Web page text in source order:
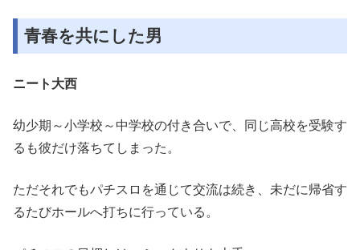
青春を共にした男
ニート大西
幼少期～小学校～中学校の付き合いで、同じ高校を受験す
るも彼だけ落ちてしまった。
ただそれでもパチスロを通じて交流は続き、未だに帰省す
るたびホールへ打ちに行っている。